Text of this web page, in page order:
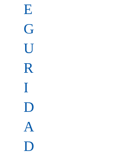
E
G
U
R
I
D
A
D